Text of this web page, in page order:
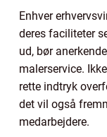
Enhver
deres faciliteter
ud, bør
malerservice.
rette indtryk
det vil også
medarbejdere.